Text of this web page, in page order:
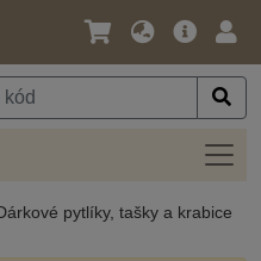
Jazyk
Měna
Hlavní
pytlíky, tašky a krabice